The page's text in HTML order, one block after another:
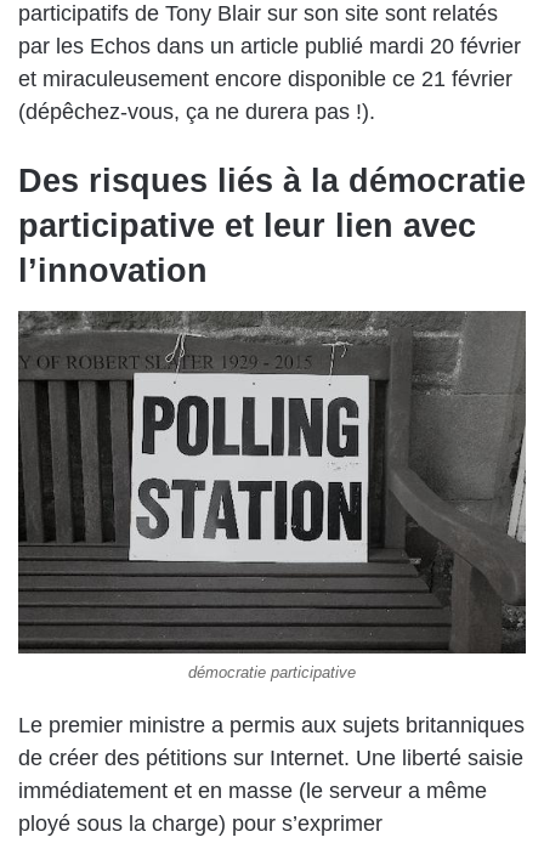
participatifs de Tony Blair sur son site sont relatés
par les Echos dans un article publié mardi 20 février
et miraculeusement encore disponible ce 21 février
(dépêchez-vous, ça ne durera pas !).
Des risques liés à la démocratie
participative et leur lien avec
l’innovation
démocratie participative
Le premier ministre a permis aux sujets britanniques
de créer des pétitions sur Internet. Une liberté saisie
immédiatement et en masse (le serveur a même
ployé sous la charge) pour s’exprimer